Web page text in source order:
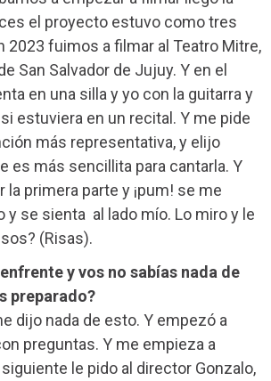
el proyecto estuvo como tres
2023 fuimos a filmar al Teatro Mitre,
San Salvador de Jujuy. Y en el
en una silla y yo con la guitarra y
estuviera en un recital. Y me pide
más representativa, y elijo
es más sencillita para cantarla. Y
primera parte y ¡pum! se me
y se sienta al lado mío. Lo miro y le
(Risas).
y vos no sabías nada de
preparado?
dijo nada de esto. Y empezó a
preguntas. Y me empieza a
le pido al director Gonzalo,